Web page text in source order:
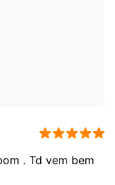
. Td vem bem